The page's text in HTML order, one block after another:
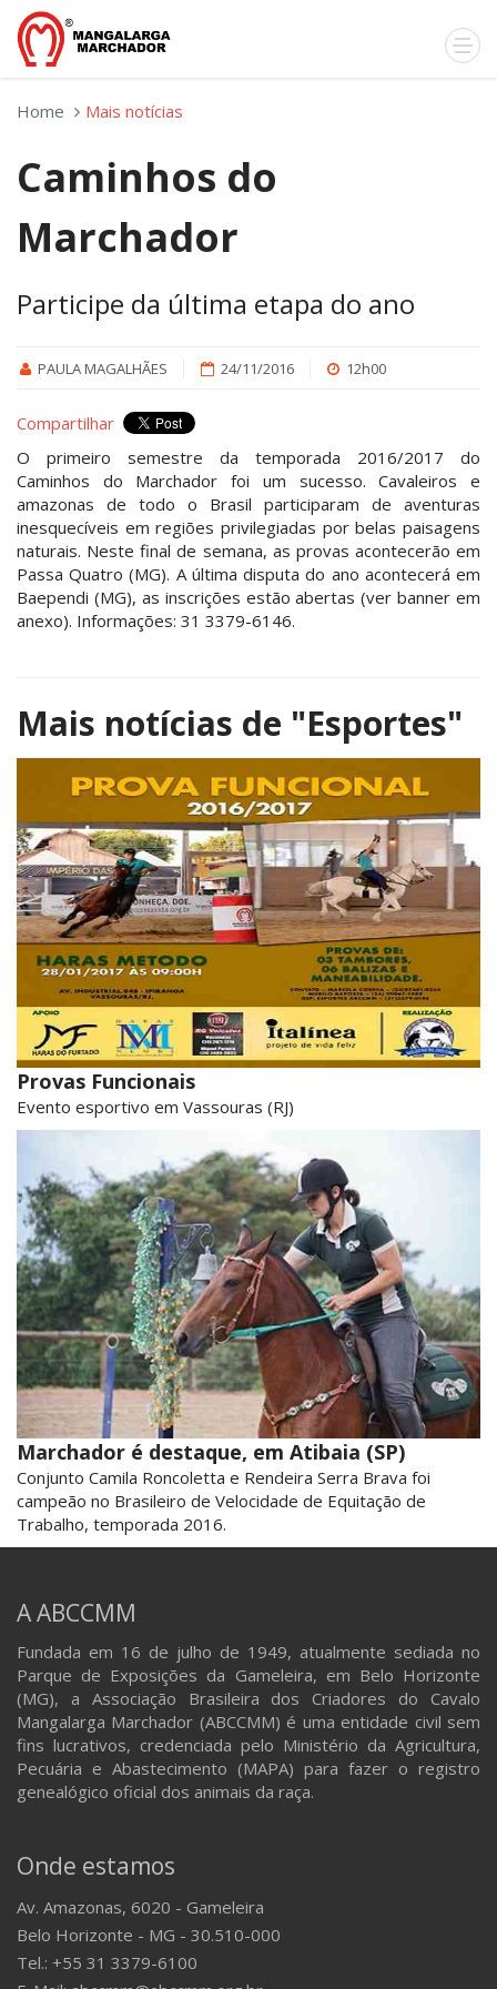
Home Mais notícias
Caminhos do
Marchador
Participe da última etapa do ano
PAULA MAGALHÃES 24/11/2016 12h00
Compartilhar
O primeiro semestre da temporada 2016/2017 do
Caminhos do Marchador foi um sucesso. Cavaleiros e
amazonas de todo o Brasil participaram de aventuras
inesquecíveis em regiões privilegiadas por belas paisagens
naturais. Neste final de semana, as provas acontecerão em
Passa Quatro (MG). A última disputa do ano acontecerá em
Baependi (MG), as inscrições estão abertas (ver banner em
anexo). Informações: 31 3379-6146.
Mais notícias de "Esportes"
Provas Funcionais
Evento esportivo em Vassouras (RJ)
Marchador é destaque, em Atibaia (SP)
Conjunto Camila Roncoletta e Rendeira Serra Brava foi
campeão no Brasileiro de Velocidade de Equitação de
Trabalho, temporada 2016.
A ABCCMM
Fundada em 16 de julho de 1949, atualmente sediada no
Parque de Exposições da Gameleira, em Belo Horizonte
(MG), a Associação Brasileira dos Criadores do Cavalo
Mangalarga Marchador (ABCCMM) é uma entidade civil sem
fins lucrativos, credenciada pelo Ministério da Agricultura,
Pecuária e Abastecimento (MAPA) para fazer o registro
genealógico oficial dos animais da raça.
Onde estamos
Av. Amazonas, 6020 - Gameleira
Belo Horizonte - MG - 30.510-000
Tel.: +55 31 3379-6100